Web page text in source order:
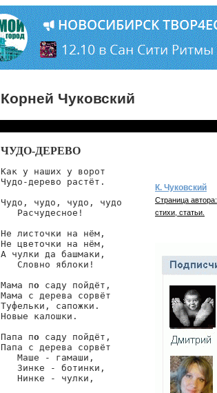
Корней Чуковский
ЧУДО-ДЕРЕВО
Как у наших у ворот
Чудо-дерево растёт.
Чудо, чудо, чудо, чудо
   Расчудесное!
Не листочки на нём,
Не цветочки на нём,
А чулки да башмаки,
   Словно яблоки!
Мама по саду пойдёт,
Мама с дерева сорвёт
Туфельки, сапожки.
Новые калошки.
Папа по саду пойдёт,
Папа с дерева сорвёт
   Маше - гамаши,
   Зинке - ботинки,
   Нинке - чулки,
К. Чуковский
Страница автора:
стихи, статьи.